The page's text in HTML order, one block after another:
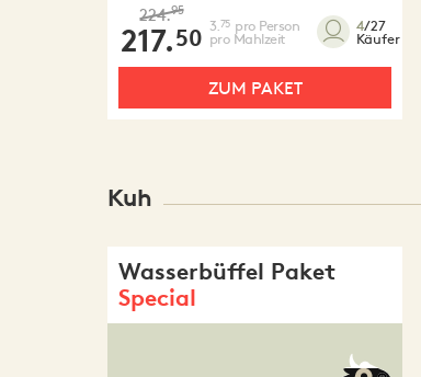
224.95
217.50 3. 75 pro Person
pro Mahlzeit
4/27
Käufer
ZUM PAKET
Kuh
Wasserbüffel Paket
Special